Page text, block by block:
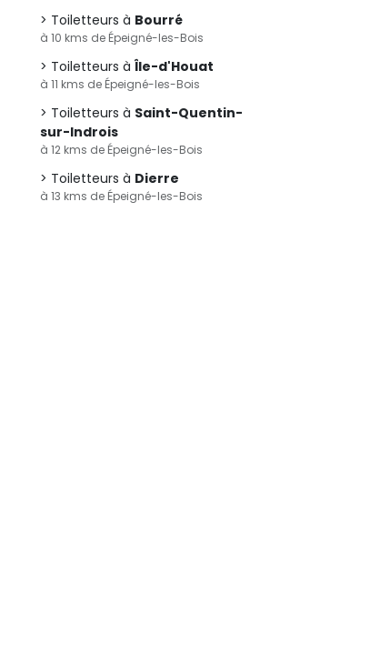
Toiletteurs à Bourré
à 10 kms de Épeigné-les-Bois
Toiletteurs à Île-d'Houat
à 11 kms de Épeigné-les-Bois
Toiletteurs à Saint-Quentin-
sur-Indrois
à 12 kms de Épeigné-les-Bois
Toiletteurs à Dierre
à 13 kms de Épeigné-les-Bois